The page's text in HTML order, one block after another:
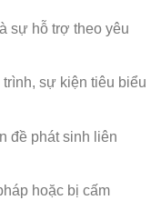
sự hỗ trợ theo yêu
sự kiện tiêu biểu
đề phát sinh liên
hoặc bị cấm